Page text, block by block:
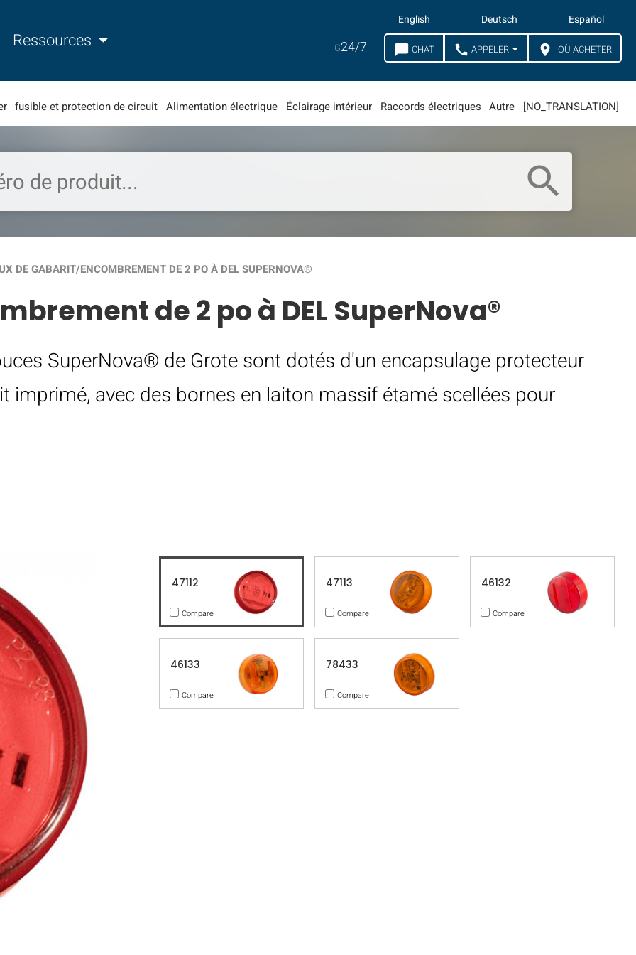
Ressources
English Deutsch Español
G24/7 chat_bubble CHAT call APPELER location_on OÙ ACHETER
fusible et protection de circuit Alimentation électrique Éclairage intérieur Raccords électriques Autre [NO_TRANSLATION]
search
DE GABARIT/ENCOMBREMENT DE 2 PO À DEL SUPERNOVA®
de 2 po à DEL SuperNova®
SuperNova® de Grote sont dotés d'un encapsulage protecteur
avec des bornes en laiton massif étamé scellées pour
47112
Compare
47113
Compare
46132
Compare
46133
Compare
78433
Compare